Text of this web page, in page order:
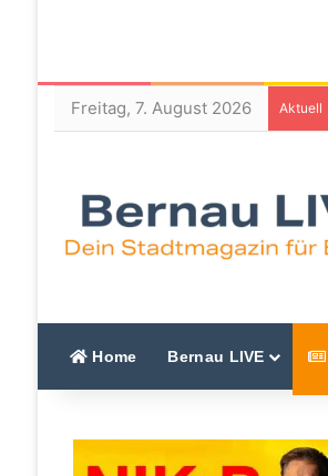
Freitag, 7. August 2026 Aktuell
Home Bernau LIVE